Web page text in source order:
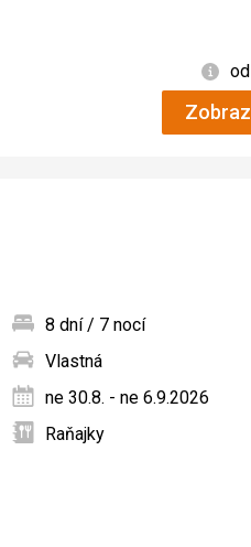
od
8 dní / 7 nocí
Vlastná
ne 30.8. - ne 6.9.2026
Raňajky